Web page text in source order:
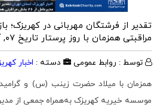
مراقبتی همزمان با روز پرستارتاریخ ۰۷, آبان ۱۴۰۴ ساعت ۰۸:۳۸
توسط : روابط عمومی دسته : اخبار
همزمان با میلاد حضرت زینب (س) و